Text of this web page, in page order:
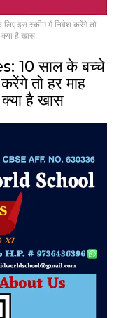
इस स्कीम में निवेश करेंगे तो
है खास
10 साल के बच्चे
तो हर माह
है खास